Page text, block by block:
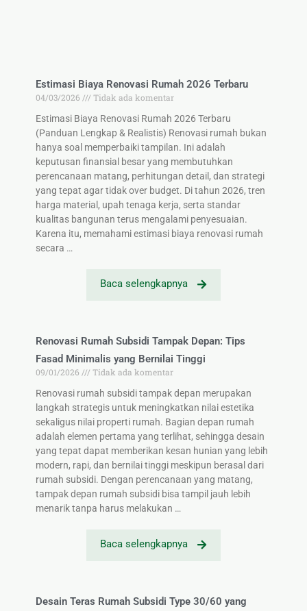
Estimasi Biaya Renovasi Rumah 2026 Terbaru
04/03/2026
Tidak ada komentar
Estimasi Biaya Renovasi Rumah 2026 Terbaru
(Panduan Lengkap & Realistis) Renovasi rumah bukan
hanya soal memperbaiki tampilan. Ini adalah
keputusan finansial besar yang membutuhkan
perencanaan matang, perhitungan detail, dan strategi
yang tepat agar tidak over budget. Di tahun 2026, tren
harga material, upah tenaga kerja, serta standar
kualitas bangunan terus mengalami penyesuaian.
Karena itu, memahami estimasi biaya renovasi rumah
secara …
Baca selengkapnya
Renovasi Rumah Subsidi Tampak Depan: Tips
Fasad Minimalis yang Bernilai Tinggi
09/01/2026
Tidak ada komentar
Renovasi rumah subsidi tampak depan merupakan
langkah strategis untuk meningkatkan nilai estetika
sekaligus nilai properti rumah. Bagian depan rumah
adalah elemen pertama yang terlihat, sehingga desain
yang tepat dapat memberikan kesan hunian yang lebih
modern, rapi, dan bernilai tinggi meskipun berasal dari
rumah subsidi. Dengan perencanaan yang matang,
tampak depan rumah subsidi bisa tampil jauh lebih
menarik tanpa harus melakukan …
Baca selengkapnya
Desain Teras Rumah Subsidi Type 30/60 yang